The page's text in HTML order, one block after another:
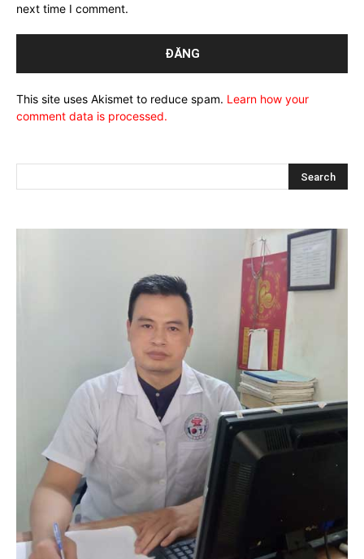
next time I comment.
This site uses Akismet to reduce spam. Learn how your
comment data is processed.